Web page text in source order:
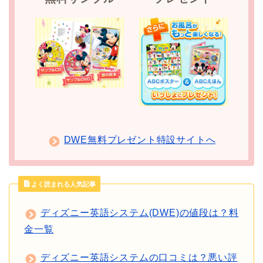
DWE無料プレゼント特設サイトへ
よく読まれる人気記事
ディズニー英語システム(DWE)の値段は？料
金一覧
ディズニー英語システムの口コミは？悪い評